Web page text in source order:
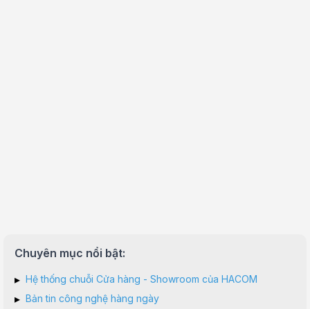
Chuyên mục nổi bật:
▸ Hệ thống chuỗi Cửa hàng - Showroom của HACOM
▸ Bản tin công nghệ hàng ngày